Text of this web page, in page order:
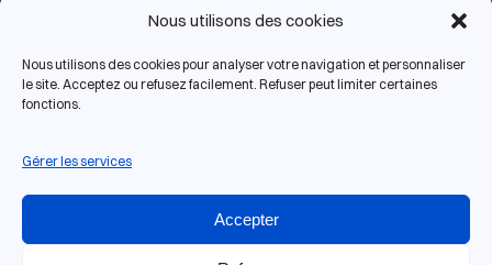
Nous utilisons des cookies
Nous utilisons des cookies pour analyser votre navigation et personnaliser
le site. Acceptez ou refusez facilement. Refuser peut limiter certaines
fonctions.
Gérer les services
Accepter
Normandie dans le cadre de ses actions de structuration et de